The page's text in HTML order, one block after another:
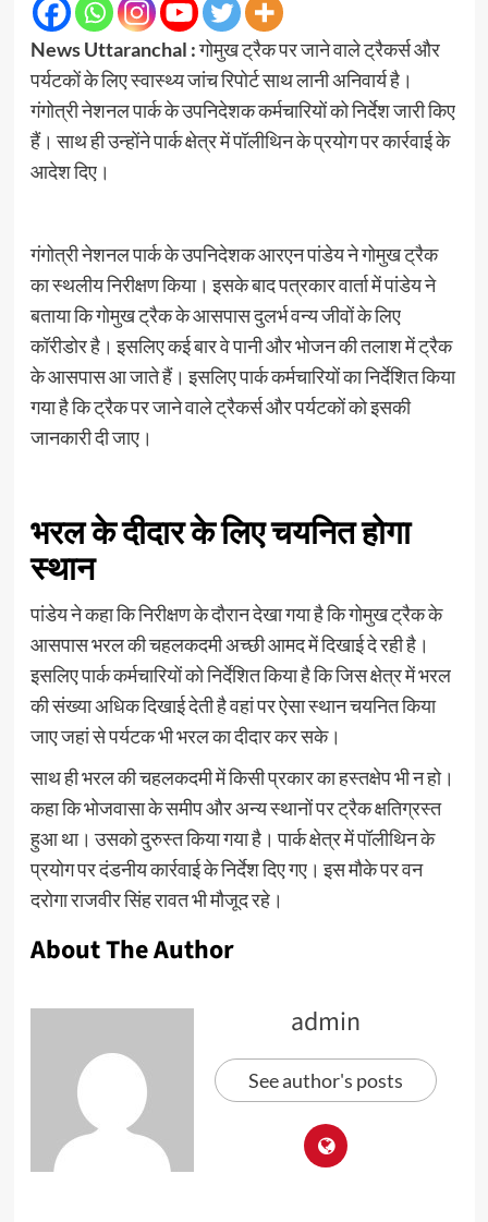
News Uttaranchal :गोमुख ट्रैक पर जाने वाले ट्रैकर्स और
पर्यटकों के लिए स्वास्थ्य जांच रिपोर्ट साथ लानी अनिवार्य है।
गंगोत्री नेशनल पार्क के उपनिदेशक कर्मचारियों को निर्देश जारी किए
हैं। साथ ही उन्होंने पार्क क्षेत्र में पॉलीथिन के प्रयोग पर कार्रवाई के
आदेश दिए।
गंगोत्री नेशनल पार्क के उपनिदेशक आरएन पांडेय ने गोमुख ट्रैक
का स्थलीय निरीक्षण किया। इसके बाद पत्रकार वार्ता में पांडेय ने
बताया कि गोमुख ट्रैक के आसपास दुलर्भ वन्य जीवों के लिए
कॉरीडोर है। इसलिए कई बार वे पानी और भोजन की तलाश में ट्रैक
के आसपास आ जाते हैं। इसलिए पार्क कर्मचारियों का निर्देशित किया
गया है कि ट्रैक पर जाने वाले ट्रैकर्स और पर्यटकों काे इसकी
जानकारी दी जाए।
भरल के दीदार के लिए चयनित होगा
स्थान
पांडेय ने कहा कि निरीक्षण के दौरान देखा गया है कि गोमुख ट्रैक के
आसपास भरल की चहलकदमी अच्छी आमद में दिखाई दे रही है।
इसलिए पार्क कर्मचारियों को निर्देशित किया है कि जिस क्षेत्र में भरल
की संख्या अधिक दिखाई देती है वहां पर ऐसा स्थान चयनित किया
जाए जहां से पर्यटक भी भरल का दीदार कर सके।
साथ ही भरल की चहलकदमी में किसी प्रकार का हस्तक्षेप भी न हो।
कहा कि भोजवासा के समीप और अन्य स्थानों पर ट्रैक क्षतिग्रस्त
हुआ था। उसको दुरुस्त किया गया है। पार्क क्षेत्र में पॉलीथिन के
प्रयोग पर दंडनीय कार्रवाई के निर्देश दिए गए। इस मौके पर वन
दरोगा राजवीर सिंह रावत भी मौजूद रहे।
About The Author
admin
See author's posts